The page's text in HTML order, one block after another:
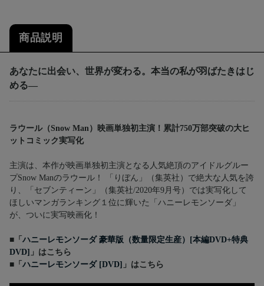
商品説明
あなたに出会い、世界が変わる。本当の私が羽ばたきはじ
める―
ラウール（Snow Man）映画単独初主演！累計750万部突破の大ヒ
ットコミック実写化
主演は、本作が映画単独初主演となる人気絶頂のアイドルグルー
プSnow Manのラウール！ 「りぼん」（集英社）で絶大な人気を誇
り、「セブンティーン」（集英社/2020年9月号）では実写化して
ほしいマンガランキング１位に輝いた「ハニーレモンソーダ」
が、ついに実写映画化！
■「 ハニーレモンソーダ 豪華版（数量限定生産）[本編DVD+特典
DVD] 」はこちら
■「 ハニーレモンソーダ [DVD] 」はこちら